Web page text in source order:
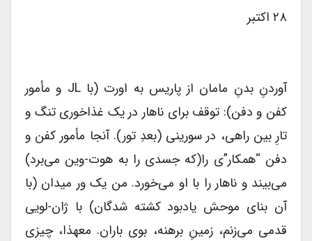
۲۸ اکتبر
آوردنِ بدنِ مامان از پاریس به اورت (با JL و مأمور
کفن و دفن): توقف برای ناهار در یک غذاخوری تنگ و
تارِ بین راهی، در سورینی (بعدِ تور). آنجا مأمور کفن و
دفن “همکار”ی را(که جسدی را به هوت-وین می‌برد)
می‌بیند و ناهار را با او می‌خورد. من یک ور میدان (با
آن بنای موحش یادبود کشته‌ شدگان) با ژان-لویی
قدمی می‌زنم، زمینِ برهنه، بوی باران. معهذا، چیزی